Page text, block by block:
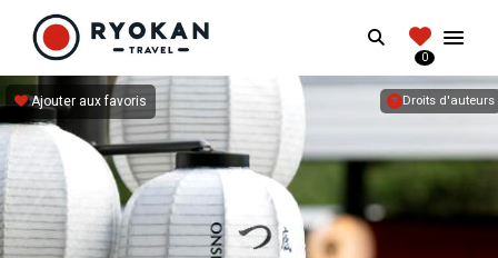
RYOKANTRAVEL
Vivez l'expérience authentique d'un Ryokan
Search
0
Droits d'auteurs
Ajouter aux favoris